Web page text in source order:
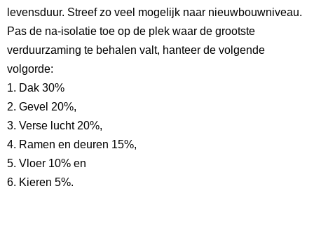
levensduur. Streef zo veel mogelijk naar nieuwbouwniveau.
Pas de na-isolatie toe op de plek waar de grootste
verduurzaming te behalen valt, hanteer de volgende
volgorde:
1. Dak 30%
2. Gevel 20%,
3. Verse lucht 20%,
4. Ramen en deuren 15%,
5. Vloer 10% en
6. Kieren 5%.